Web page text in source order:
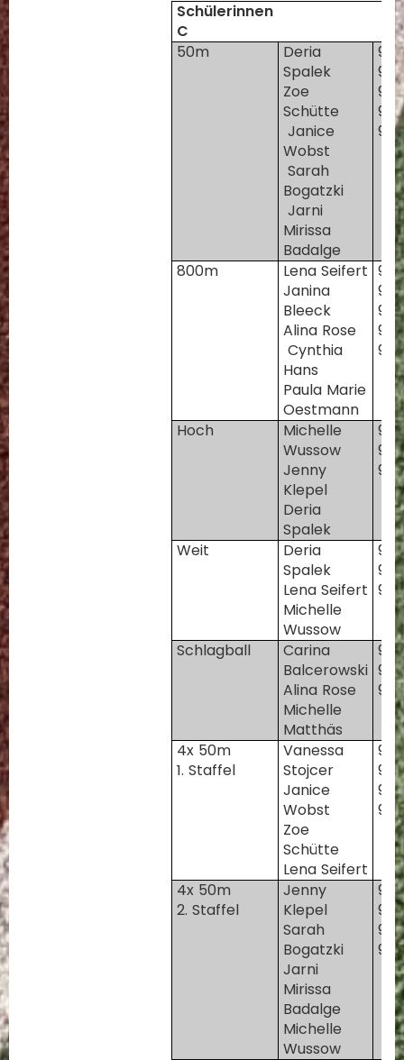
Schülerinnen
C
50m
Deria
Spalek
Zoe
Schütte
Janice
Wobst
Sarah
Bogatzki
Jarni
Mirissa
Badalge
96
96
97
96
96
800m
Lena Seifert
Janina
Bleeck
Alina Rose
Cynthia
Hans
Paula Marie
Oestmann
97
97
97
96
96
Hoch
Michelle
Wussow
Jenny
Klepel
Deria
Spalek
97
96
96
Weit
Deria
Spalek
Lena Seifert
Michelle
Wussow
96
97
97
Schlagball
Carina
Balcerowski
Alina Rose
Michelle
Matthäs
96
97
96
4x 50m
1. Staffel
Vanessa
Stojcer
Janice
Wobst
Zoe
Schütte
Lena Seifert
96
97
96
97
4x 50m
2. Staffel
Jenny
Klepel
Sarah
Bogatzki
Jarni
Mirissa
Badalge
Michelle
Wussow
96
96
96
97